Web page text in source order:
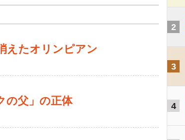
えたオリンピアン
の父」の正体
2
3
4